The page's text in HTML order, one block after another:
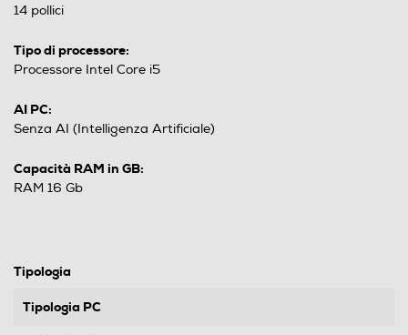
14 pollici
Tipo di processore:
Processore Intel Core i5
AI PC:
Senza AI (Intelligenza Artificiale)
Capacità RAM in GB:
RAM 16 Gb
Tipologia
Tipologia PC